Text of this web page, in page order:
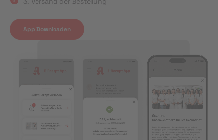
App Downloaden